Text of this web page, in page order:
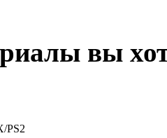
вы
PS2